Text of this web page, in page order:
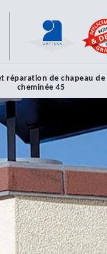
réparation de chapeau de
cheminée 45